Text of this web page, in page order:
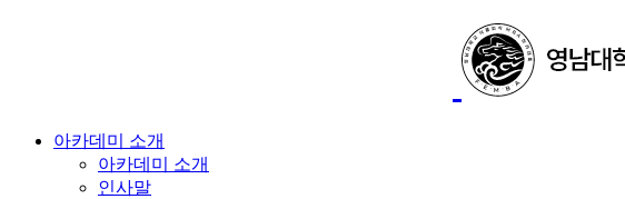
아카데미 소개
아카데미 소개
인사말